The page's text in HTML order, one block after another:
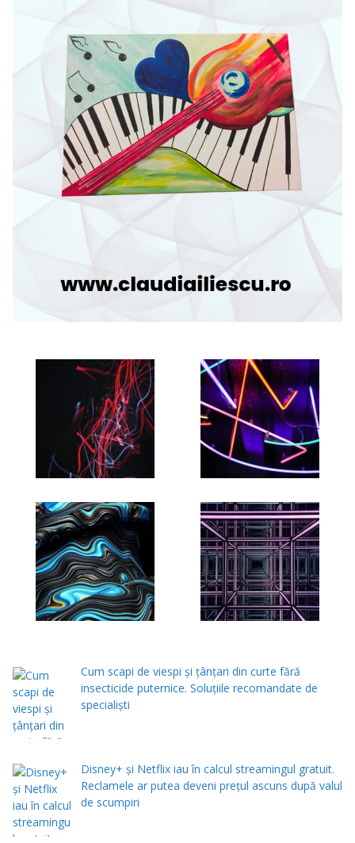
Cum scapi de viespi și țânțari din curte fără
insecticide puternice. Soluțiile recomandate de
specialiști
Disney+ și Netflix iau în calcul streamingul gratuit.
Reclamele ar putea deveni prețul ascuns după valul
de scumpiri